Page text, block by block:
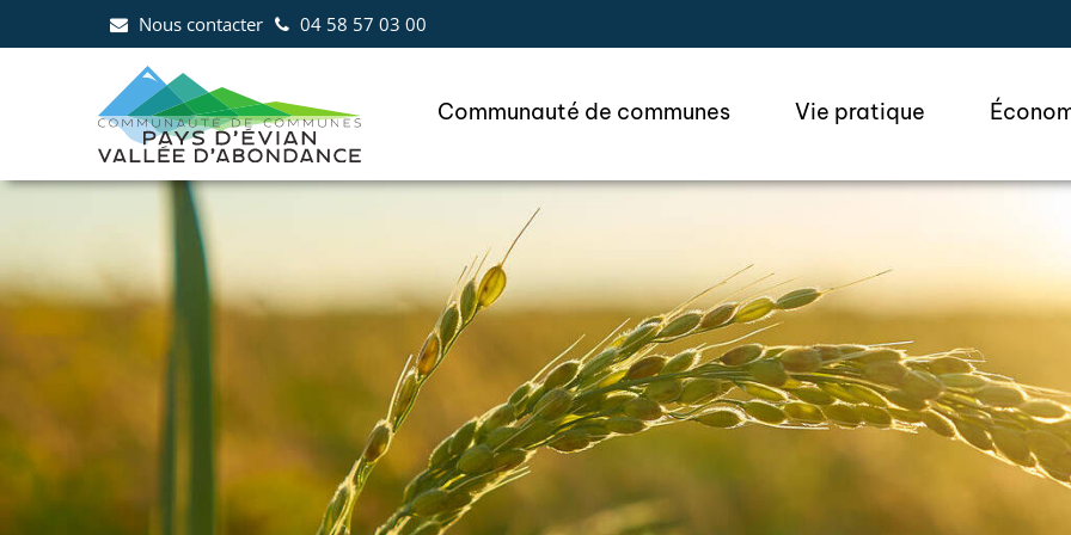
Nous contacter 04 58 57 03 00
Communauté de communes Vie pratique